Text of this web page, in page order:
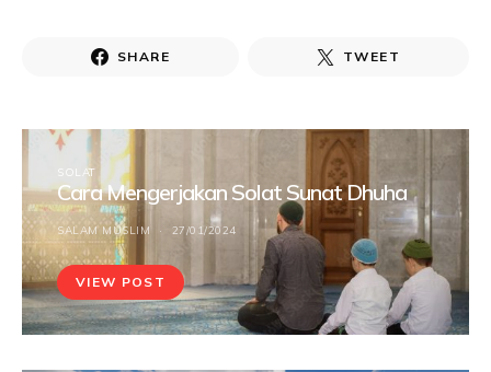
SHARE TWEET
SOLAT
Cara Mengerjakan Solat Sunat Dhuha
SALAM MUSLIM 27/01/2024
VIEW POST